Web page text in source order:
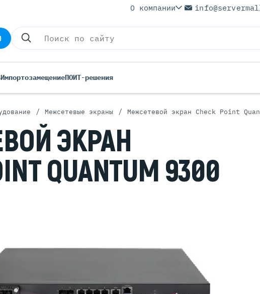
Rack Серверы
Tower Серверы
Российские Серверы
Б/У Серверы (Refurbished)
Серверы ASUS
Серверы
Серверы
DELL G16
HPE Gen12
HPE Gen11
О компании
ИмпортозамещениеПОИТ-решения
/ Межсетевые экраны / Межсетевой экран Check Point
ЭКРАН
QUANTUM 9300